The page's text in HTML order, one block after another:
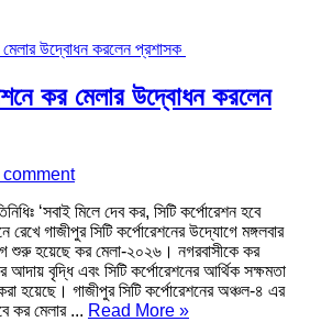
কর মেলার উদ্বোধন করলেন
comment
‘সবাই মিলে দেব কর, সিটি কর্পোরেশন হবে
রেখে গাজীপুর সিটি কর্পোরেশনের উদ্যোগে মঙ্গলবার
শুরু হয়েছে কর মেলা-২০২৬। নগরবাসীকে কর
আদায় বৃদ্ধি এবং সিটি কর্পোরেশনের আর্থিক সক্ষমতা
‎গাজীপুর সিটি কর্পোরেশনের অঞ্চল-৪ এর
কর মেলার ... Read More »